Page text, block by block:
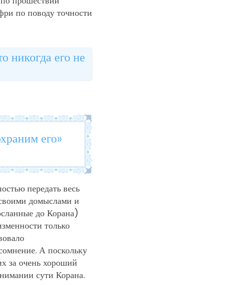
по поводу точности
никогда его не
его»
передать весь
домыслами и
до Корана)
только
А поскольку
за очень хороший
сути Корана.